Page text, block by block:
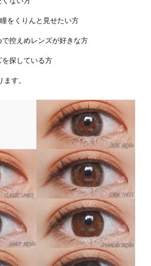
をくりんと見せたい方
控えめレンズが好きな方
探している方
す。